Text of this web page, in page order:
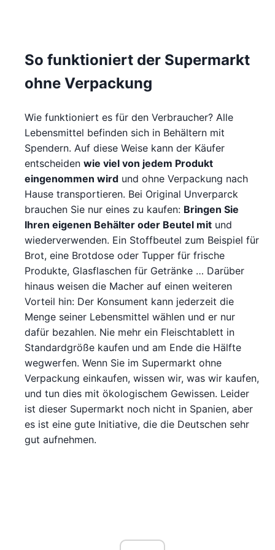
So funktioniert der Supermarkt
ohne Verpackung
Wie funktioniert es für den Verbraucher? Alle
Lebensmittel befinden sich in Behältern mit
Spendern. Auf diese Weise kann der Käufer
entscheiden wie viel von jedem Produkt
eingenommen wird und ohne Verpackung nach
Hause transportieren. Bei Original Unverparck
brauchen Sie nur eines zu kaufen: Bringen Sie
Ihren eigenen Behälter oder Beutel mit und
wiederverwenden. Ein Stoffbeutel zum Beispiel für
Brot, eine Brotdose oder Tupper für frische
Produkte, Glasflaschen für Getränke … Darüber
hinaus weisen die Macher auf einen weiteren
Vorteil hin: Der Konsument kann jederzeit die
Menge seiner Lebensmittel wählen und er nur
dafür bezahlen. Nie mehr ein Fleischtablett in
Standardgröße kaufen und am Ende die Hälfte
wegwerfen. Wenn Sie im Supermarkt ohne
Verpackung einkaufen, wissen wir, was wir kaufen,
und tun dies mit ökologischem Gewissen. Leider
ist dieser Supermarkt noch nicht in Spanien, aber
es ist eine gute Initiative, die die Deutschen sehr
gut aufnehmen.